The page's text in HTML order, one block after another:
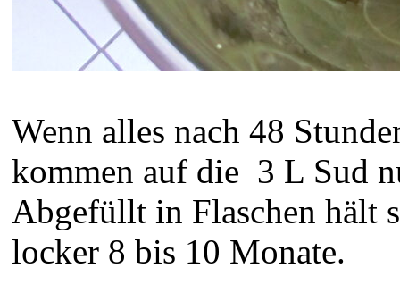
Wenn alles nach 48
kommen auf die 3 L Sud
Abgefüllt in Flaschen hält
locker 8 bis 10 Monate.